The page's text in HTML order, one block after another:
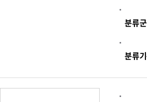
분류군
분류